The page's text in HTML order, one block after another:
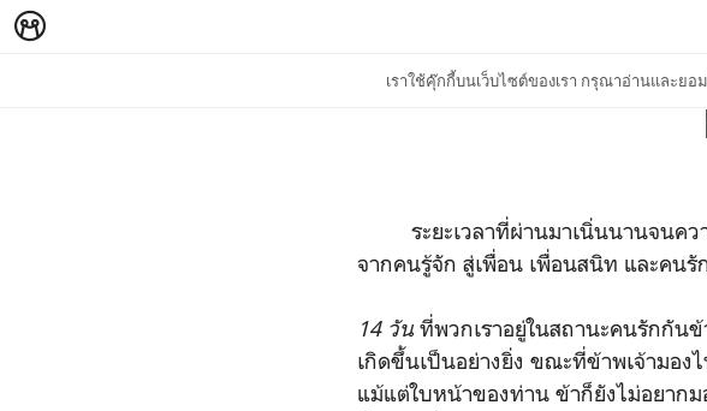
เราใช้คุ๊กกี้บนเว็บไซต์ของเรา กรุณาอ่านและยอ
ระยะเวลาที่ผ่านมาเนิ่นนานจนความ
จากคนรู้จัก สู่เพื่อน เพื่อนสนิท และคนรัก
14 วัน ที่พวกเราอยู่ในสถานะคนรักกัน
เกิดขึ้นเป็นอย่างยิ่ง ขณะที่ข้าพเจ้ามอง
แม้แต่ใบหน้าของท่าน ข้าก็ยังไม่อยากม